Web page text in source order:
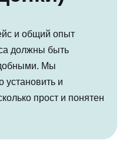
и общий опыт
должны быть
Мы
установить и
прост и понятен